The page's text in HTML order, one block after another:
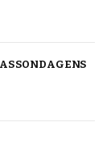
SONDAGENS